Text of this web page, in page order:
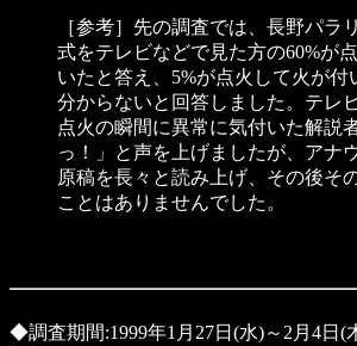
［参考］先の調査では、長野パラ
式をテレビなどで見た方の60%が
いたと答え、5%が点火して火が付
分からないと回答しました。テレ
点火の瞬間に異常に気付いた解説
っ！」と声を上げましたが、アナ
原稿を長々と読み上げ、その後そ
ことはありませんでした。
◆調査期間:1999年1月27日(水)～2月4日(